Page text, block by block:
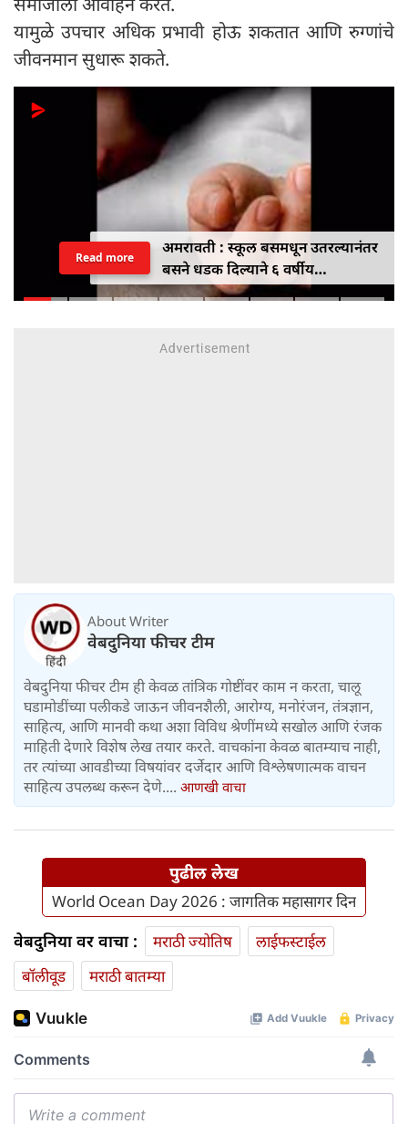
यामुळे उपचार अधिक प्रभावी होऊ शकतात आणि रुग्णांचे
जीवनमान सुधारू शकते.
अमरावती : स्कूल बसमधून उतरल्यानंतर
बसने धडक दिल्याने ६ वर्षीय
विद्यार्थिनीचा मृत्यू
Read more
About Writer
वेबदुनिया फीचर टीम
वेबदुनिया फीचर टीम ही केवळ तांत्रिक गोष्टींवर काम न करता, चालू
घडामोडींच्या पलीकडे जाऊन जीवनशैली, आरोग्य, मनोरंजन, तंत्रज्ञान,
साहित्य, आणि मानवी कथा अशा विविध श्रेणींमध्ये सखोल आणि रंजक
माहिती देणारे विशेष लेख तयार करते. वाचकांना केवळ बातम्याच नाही,
तर त्यांच्या आवडीच्या विषयांवर दर्जेदार आणि विश्लेषणात्मक वाचन
साहित्य उपलब्ध करून देणे.... आणखी वाचा
पुढील लेख
World Ocean Day 2026 : जागतिक महासागर दिन
वेबदुनिया वर वाचा : मराठी ज्योतिष
लाईफस्टाईल
बॉलीवूड
मराठी बातम्या